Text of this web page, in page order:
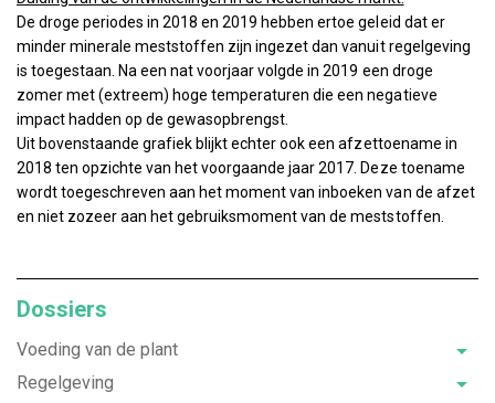
De droge periodes in 2018 en 2019 hebben ertoe geleid dat er
minder minerale meststoffen zijn ingezet dan vanuit regelgeving
is toegestaan. Na een nat voorjaar volgde in 2019 een droge
zomer met (extreem) hoge temperaturen die een negatieve
impact hadden op de gewasopbrengst.
Uit bovenstaande grafiek blijkt echter ook een afzettoename in
2018 ten opzichte van het voorgaande jaar 2017. Deze toename
wordt toegeschreven aan het moment van inboeken van de afzet
en niet zozeer aan het gebruiksmoment van de meststoffen.
Dossiers
Voeding van de plant
Regelgeving